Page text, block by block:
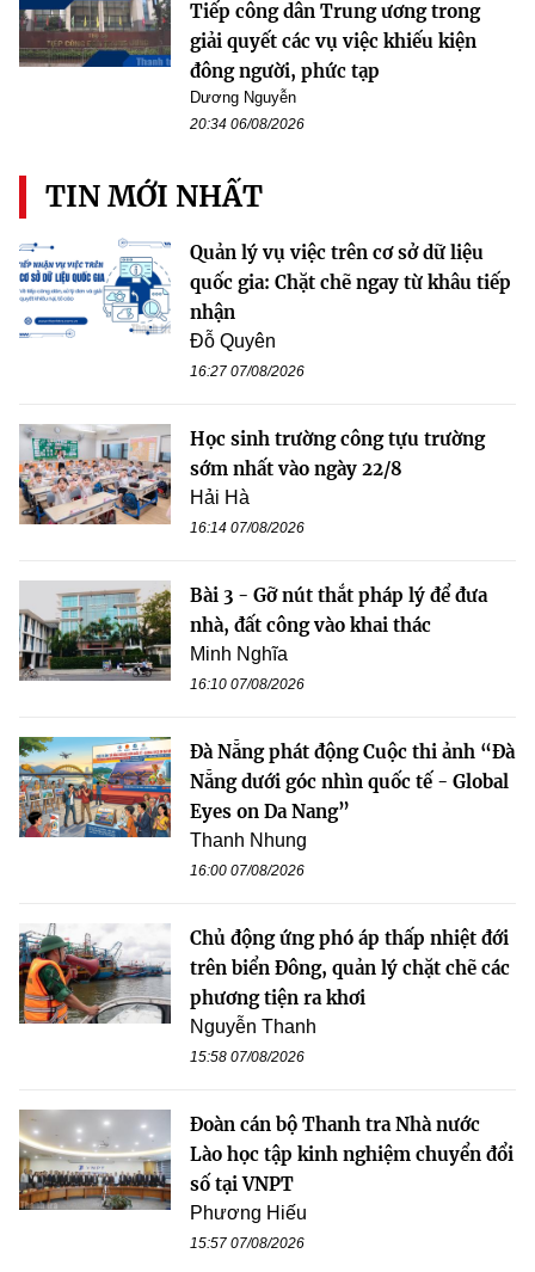
Tiếp công dân Trung ương trong
giải quyết các vụ việc khiếu kiện
đông người, phức tạp
Dương Nguyễn
20:34 06/08/2026
TIN MỚI NHẤT
Quản lý vụ việc trên cơ sở dữ liệu
quốc gia: Chặt chẽ ngay từ khâu tiếp
nhận
Đỗ Quyên
16:27 07/08/2026
Học sinh trường công tựu trường
sớm nhất vào ngày 22/8
Hải Hà
16:14 07/08/2026
Bài 3 - Gỡ nút thắt pháp lý để đưa
nhà, đất công vào khai thác
Minh Nghĩa
16:10 07/08/2026
Đà Nẵng phát động Cuộc thi ảnh “Đà
Nẵng dưới góc nhìn quốc tế - Global
Eyes on Da Nang”
Thanh Nhung
16:00 07/08/2026
Chủ động ứng phó áp thấp nhiệt đới
trên biển Đông, quản lý chặt chẽ các
phương tiện ra khơi
Nguyễn Thanh
15:58 07/08/2026
Đoàn cán bộ Thanh tra Nhà nước
Lào học tập kinh nghiệm chuyển đổi
số tại VNPT
Phương Hiếu
15:57 07/08/2026